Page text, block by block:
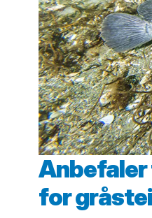
for